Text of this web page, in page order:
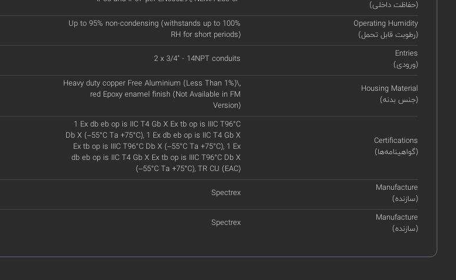
(حفاظت داخلی)
Operating Humidity
(رطوبت قابل تحمل)
Up to 95% non-condensing (withstands up to 100%
RH for short periods)
Entries
(ورودی)
2 x 3/4" - 14NPT conduits
Housing Material
(جنس بدنه)
Heavy duty copper Free Aluminium (Less Than 1%)\,
red Epoxy enamel finish (Not Available in FM
Version)
Certifications
(گواهینامه‌ها)
1 Ex db eb op is IIC T4 Gb X Ex tb op is IIIC T96°C
Db X (–55°C Ta +75°C), 1 Ex db eb op is IIC T4 Gb X
Ex tb op is IIIC T96°C Db X (–55°C Ta +75°C), 1 Ex
db eb op is IIC T4 Gb X Ex tb op is IIIC T96°C Db X
(–55°C Ta +75°C), TR CU (EAC)
Manufacture
(سازنده)
Spectrex
Manufacture
(سازنده)
Spectrex